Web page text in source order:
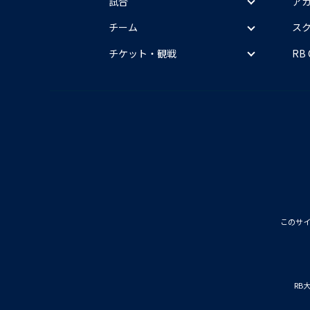
チーム
チケット・観戦
ス
RB
このサ
RB